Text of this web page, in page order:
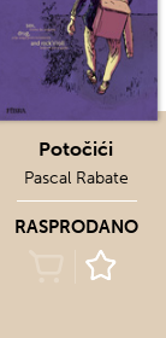
Potočići
Pascal Rabate
RASPRODANO